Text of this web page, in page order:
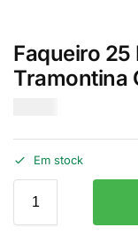
Faqueiro 25
Tramontina
Em stock